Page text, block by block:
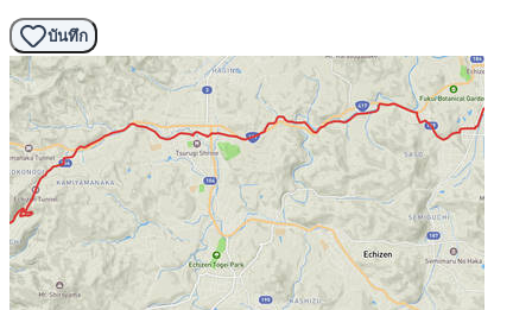
บันทึก